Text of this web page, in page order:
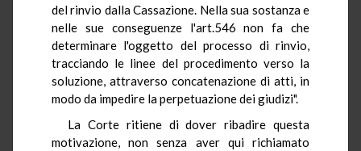
del rinvio dalla Cassazione. Nella sua sostanza e
nelle sue conseguenze l'art.546 non fa che
determinare l'oggetto del processo di rinvio,
tracciando le linee del procedimento verso la
soluzione, attraverso concatenazione di atti, in
modo da impedire la perpetuazione dei giudizi".
La Corte ritiene di dover ribadire questa
motivazione, non senza aver qui richiamato